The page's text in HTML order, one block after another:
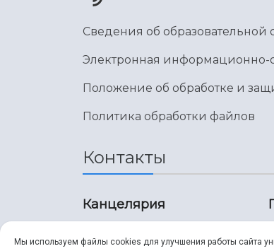
Сведения об образовательной
Электронная информационно-
Положение об обработке и
Политика обработки файлов
Контакты
Канцелярия
Мы используем файлы cookies для улучшения работы сайта